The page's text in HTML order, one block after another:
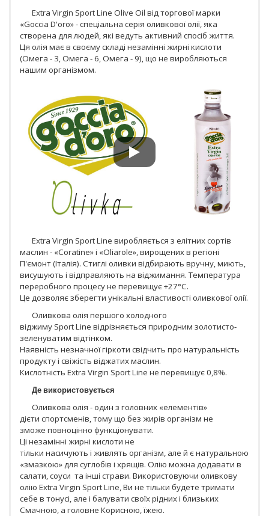
Extra Virgin Sport Line Olive Oil від торгової марки
«Goccia D'oro» - спеціальна серія оливкової олії, яка
створена для людей, які ведуть активний спосіб життя.
Ця олія має в своєму складі незамінні жирні кислоти
(Омега - 3, Омега - 6, Омега - 9), що не виробляються
нашим організмом.
Extra Virgin Sport Line виробляється з елітних сортів
маслин - «Сoratine» і «Oliarole», вирощених в регіоні
П'ємонт (Італія). Стиглі оливки відбирають вручну, миють,
висушують і відправляють на віджимання. Температура
переробного процесу не перевищує +27°С.
Це дозволяє зберегти унікальні властивості оливкової олії.
Оливкова олія першого холодного
віджиму Sport Line відрізняється природним золотисто-
зеленуватим відтінком.
Наявність незначної гіркоти свідчить про натуральність
продукту і свіжість віджатих маслин.
Кислотність Extra Virgin Sport Line не перевищує 0,8%.
Де використовується
Оливкова олія - один з головних «елементів»
дієти спортсменів, тому що без жирів організм не
зможе повноцінно функціонувати.
Ці незамінні жирні кислоти не
тільки насичують і живлять організм, але й є натуральною
«змазкою» для суглобів і хрящів. Олію можна додавати в
салати, соуси та інші страви. Використовуючи оливкову
олію Extra Virgin Sport Line, Ви не тільки будете тримати
себе в тонусі, але і балувати своїх рідних і близьких
Смачною, а головне Корисною, їжею.